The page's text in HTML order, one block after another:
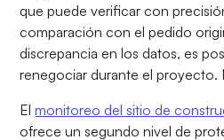
que puede verificar con
comparación con el pedido
discrepancia en los datos, es
renegociar durante el proyecto.
Elmonitoreo del sitio de
ofrece un segundo nivel de